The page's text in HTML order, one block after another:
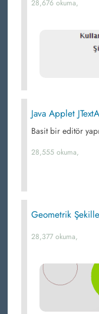
28,676 okuma,
Java Applet
Basit bir editör
28,555 okuma,
Geometrik
28,377 okuma,